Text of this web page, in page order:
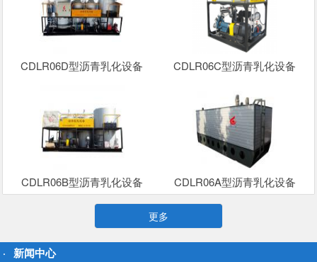
CDLR06D型沥青乳化设备 CDLR06C型沥青乳化设备
CDLR06B型沥青乳化设备 CDLR06A型沥青乳化设备
更多
新闻中心